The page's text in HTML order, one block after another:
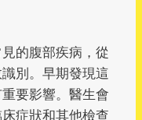
的腹部疾病，從
別。早期發現這
要影響。醫生會
症狀和其他檢查